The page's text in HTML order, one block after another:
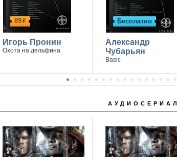
89р
Игорь Пронин
Охота на дельфина
Бесплатно
Александр
Чубарьян
Basic
АУДИОСЕРИАЛ